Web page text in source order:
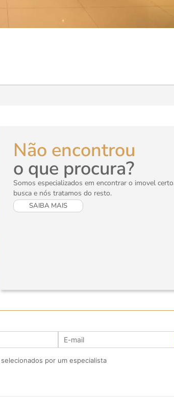
Não encontrou
o que procura?
Somos especializados em encontrar o imovel
busca e nós tratamos do resto.
SAIBA MAIS
por um especialista